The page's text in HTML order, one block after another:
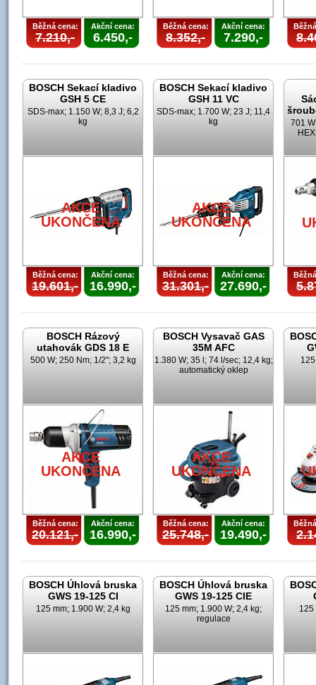
Běžná cena:
7.210,-
Akční cena:
6.450,-
Běžná cena:
8.352,-
Akční cena:
7.290,-
BOSCH Sekací kladivo
GSH 5 CE
SDS-max; 1.150 W; 8,3 J; 6,2
kg
AKCE
UKONČENA
Běžná cena:
19.601,-
Akční cena:
16.990,-
BOSCH Sekací kladivo
GSH 11 VC
SDS-max; 1.700 W; 23 J; 11,4
kg
AKCE
UKONČENA
Běžná cena:
31.301,-
Akční cena:
27.690,-
701
BOSCH Rázový
utahovák GDS 18 E
500 W; 250 Nm; 1/2"; 3,2 kg
AKCE
UKONČENA
Běžná cena:
20.121,-
Akční cena:
16.990,-
BOSCH Vysavač GAS
35M AFC
1.380 W; 35 l; 74 l/sec; 12,4 kg;
automatický oklep
AKCE
UKONČENA
Běžná cena:
25.748,-
Akční cena:
19.490,-
BOSCH Úhlová bruska
GWS 19-125 CI
125 mm; 1.900 W; 2,4 kg
BOSCH Úhlová bruska
GWS 19-125 CIE
125 mm; 1.900 W; 2,4 kg;
regulace
125